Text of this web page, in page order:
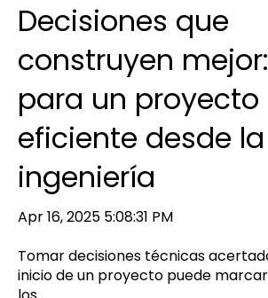
Decisiones que
construyen
para un proyecto
eficiente desde la
ingeniería
Apr 16, 2025 5:08:31 PM
Tomar decisiones técnicas
inicio de un proyecto puede